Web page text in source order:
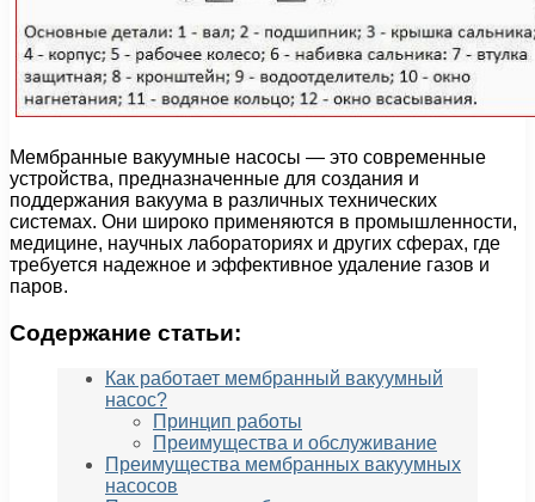
Мембранные вакуумные насосы — это современные
устройства, предназначенные для создания и
поддержания вакуума в различных технических
системах. Они широко применяются в промышленности,
медицине, научных лабораториях и других сферах, где
требуется надежное и эффективное удаление газов и
паров.
Содержание статьи:
Как работает мембранный вакуумный
насос?
Принцип работы
Преимущества и обслуживание
Преимущества мембранных вакуумных
насосов